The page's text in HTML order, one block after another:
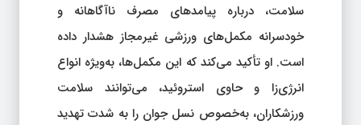
سلامت، درباره پیامدهای مصرف ناآگاهانه و
خودسرانه مکمل‌های ورزشی غیرمجاز هشدار داده
است. او تأکید می‌کند که این مکمل‌ها، به‌ویژه انواع
انرژی‌زا و حاوی استروئید، می‌توانند سلامت
ورزشکاران، به‌خصوص نسل جوان را به شدت تهدید